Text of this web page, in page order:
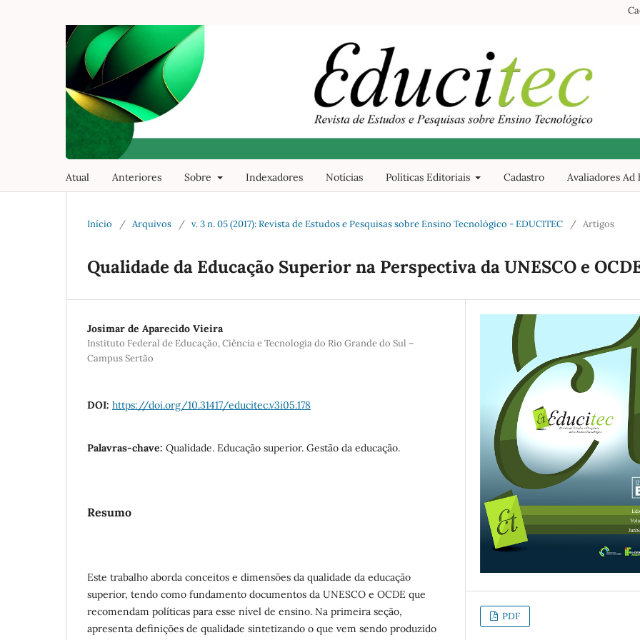
Atual Anteriores Sobre Indexadores Notícias Políticas Editoriais Cadastro Avaliadores Ad
Início / Arquivos / v. 3 n. 05 (2017): Revista de Estudos e Pesquisas sobre Ensino Tecnológico - EDUCITEC / Artigos
Qualidade da Educação Superior na Perspectiva da UNESCO e
Josimar de Aparecido Vieira
Instituto Federal de Educação, Ciência e Tecnologia do Rio Grande do Sul –
Campus Sertão
DOI: https://doi.org/10.31417/educitec.v3i05.178
Palavras-chave: Qualidade. Educação superior. Gestão da educação.
Resumo
Este trabalho aborda conceitos e dimensões da qualidade da educação
superior, tendo como fundamento documentos da UNESCO e OCDE que
recomendam políticas para esse nível de ensino. Na primeira seção,
apresenta definições de qualidade sintetizando o que vem sendo produzido
PDF